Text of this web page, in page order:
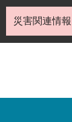
災害関連情報